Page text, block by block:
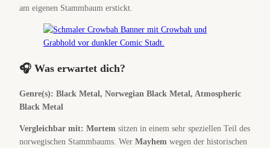
am eigenen Stammbaum erstickt.
🎧 Was erwartet dich?
Genre(s): Black Metal, Norwegian Black Metal, Atmospheric
Black Metal
Vergleichbar mit: Mortem sitzen in einem sehr speziellen Teil des
norwegischen Stammbaums. Wer Mayhem wegen der historischen